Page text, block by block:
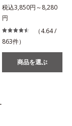
税込3,850円～8,280
円
（4.64 /
863件）
商品を選ぶ